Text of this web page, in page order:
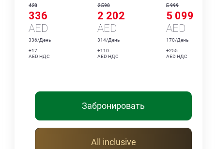
420
336
AED
336/День
+17
AED НДС
2 590
2 202
AED
314/День
+110
AED НДС
5 999
5 099
AED
170/День
+255
AED НДС
Забронировать
All inclusive